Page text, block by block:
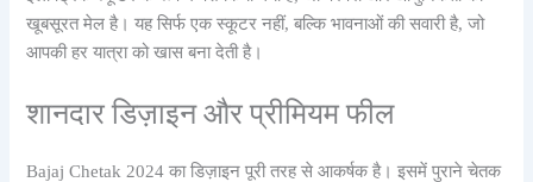
खूबसूरत मेल है। यह सिर्फ एक स्कूटर नहीं, बल्कि भावनाओं की सवारी है, जो
आपकी हर यात्रा को खास बना देती है।
शानदार डिज़ाइन और प्रीमियम फील
Bajaj Chetak 2024 का डिज़ाइन पूरी तरह से आकर्षक है। इसमें पुराने चेतक